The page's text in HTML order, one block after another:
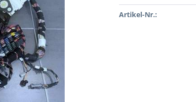
Artikel-Nr.: